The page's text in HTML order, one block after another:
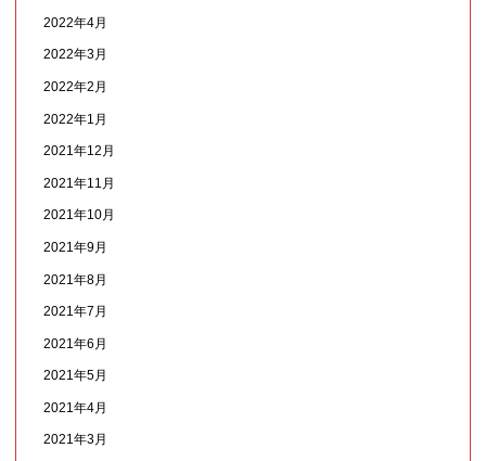
2022年4月
2022年3月
2022年2月
2022年1月
2021年12月
2021年11月
2021年10月
2021年9月
2021年8月
2021年7月
2021年6月
2021年5月
2021年4月
2021年3月